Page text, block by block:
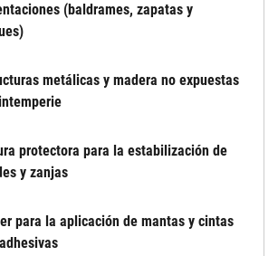
(baldrames, zapatas y
metálicas y madera no expuestas
protectora para la estabilización de
y zanjas
para la aplicación de mantas y cintas